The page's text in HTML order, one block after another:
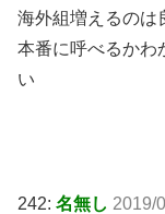
海外組増えるのは
本番に呼べるかわ
い
242: 名無し 2019/